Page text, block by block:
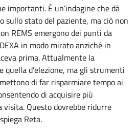
importanti. È un’indagine che dà
sullo stato del paziente, ma ciò non
REMS emergono dei punti da
in modo mirato anziché in
prima. Attualmente la
quella d’elezione, ma gli strumenti
di far risparmiare tempo ai
di acquisire più
visita. Questo dovrebbe ridurre
Reta.